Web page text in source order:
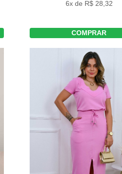
6x de R$ 28,32
COMPRAR